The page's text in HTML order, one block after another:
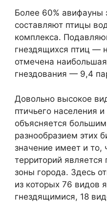
Более 60% авифауны
составляют птицы
комплекса.
гнездящихся птиц —
отмечена
гнездования — 9,4
Довольно высокое
птичьего населения
объясняется
разнообразием этих
значение имеет и то,
территорий
зоны города. Здесь
из которых 76 видов
гнездящимися, 18